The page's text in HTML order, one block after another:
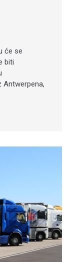
će se
biti
Antwerpena,